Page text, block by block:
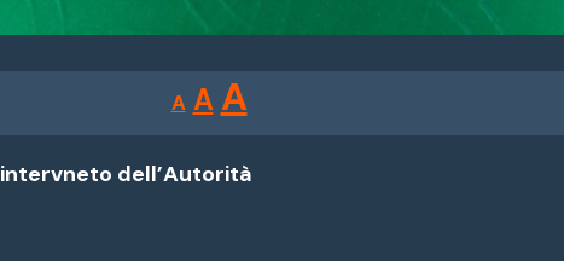
A
Reducir
tamaño
de
fuente.
A Restablecer
tamaño
de
AAumentar
tamaño
intervneto dell’Autorità